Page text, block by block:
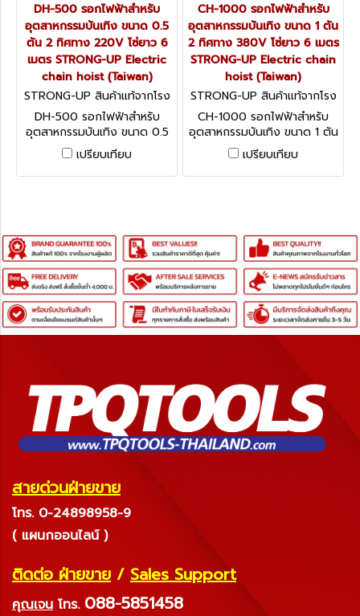
DH-500 รอกไฟฟ้าสำหรับ
อุตสาหกรรมบันเทิง ขนาด 0.5
ตัน 2 ทิศทาง 220V โซ่ยาว 6
เมตร STRONG-UP Electric
chain hoist (Taiwan)
STRONG-UP สินค้าแท้จากโรง
งานผู้ผลิต DH-500
DH-500 รอกไฟฟ้าสำหรับ
อุตสาหกรรมบันเทิง ขนาด 0.5
ตัน 2 ทิศทาง 220V โซ่ยาว 6
เมตร STRONG-UP Electric
chain hoist (Taiwan)
เปรียบเทียบ
CH-1000 รอกไฟฟ้าสำหรับ
อุตสาหกรรมบันเทิง ขนาด 1 ตัน
2 ทิศทาง 380V โซ่ยาว 6 เมตร
STRONG-UP Electric chain
hoist (Taiwan)
STRONG-UP สินค้าแท้จากโรง
งานผู้ผลิต CH-1000
CH-1000 รอกไฟฟ้าสำหรับ
อุตสาหกรรมบันเทิง ขนาด 1 ตัน
2 ทิศทาง 380V โซ่ยาว 6 เมตร
STRONG-UP Electric chain
hoist (Taiwan)
เปรียบเทียบ
สายด่วนฝ่ายขาย
โทร. 0-24898958-9
( แผนกออนไลน์ )
ติดต่อ ฝ่ายขาย / Sales Support
คุณเจน โทร. 088-5851458